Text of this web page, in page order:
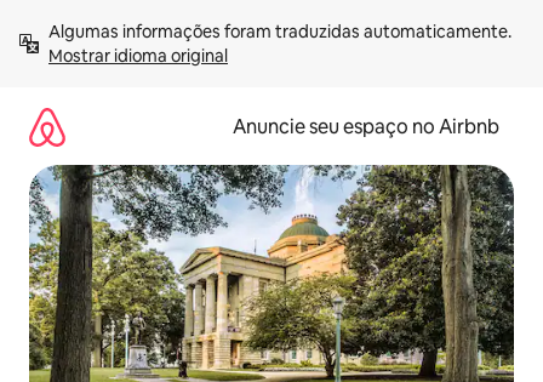
para
Mostrar idioma original
Anuncie seu espaço no Airbnb